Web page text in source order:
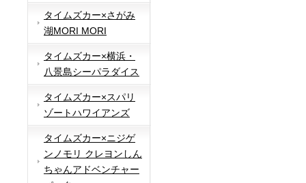
タイムズカー×さがみ
湖MORI MORI
タイムズカー×横浜・
八景島シーパラダイス
タイムズカー×スパリ
ゾートハワイアンズ
タイムズカー×ニジゲ
ンノモリ クレヨンしん
ちゃんアドベンチャー